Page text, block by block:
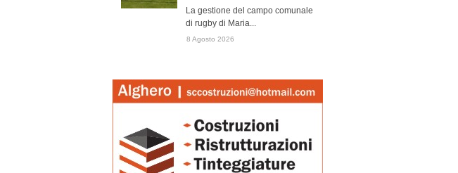
La gestione del campo comunale
di rugby di Maria...
8 Agosto 2026